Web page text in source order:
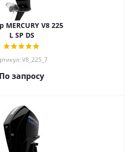
MERCURY V8 225
L SP DS
V8_225_7
По запросу